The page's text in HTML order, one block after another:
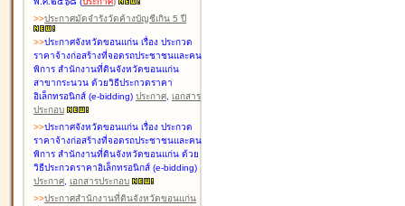
>>ประกาศมัดจำรังวัดค้างบัญชีเกิน 5 ปี
>>ประกาศจังหวัดขอนแก่น เรื่อง ประกวด
ราคาจ้างก่อสร้างที่จอดรถประชาชนและคน
พิการ สำนักงานที่ดินจังหวัดขอนแก่น
สาขากระนวน ด้วยวิธีประกวดราคา
อิเล็กทรอนิกส์ (e-bidding) ประกาศ, เอกสาร
ประกอบ
>>ประกาศจังหวัดขอนแก่น เรื่อง ประกวด
ราคาจ้างก่อสร้างที่จอดรถประชาชนและคน
พิการ สำนักงานที่ดินจังหวัดขอนแก่น ด้วย
วิธีประกวดราคาอิเล็กทรอนิกส์ (e-bidding)
ประกาศ, เอกสารประกอบ
>>ประกาศสำนักงานที่ดินจังหวัดขอนแก่น